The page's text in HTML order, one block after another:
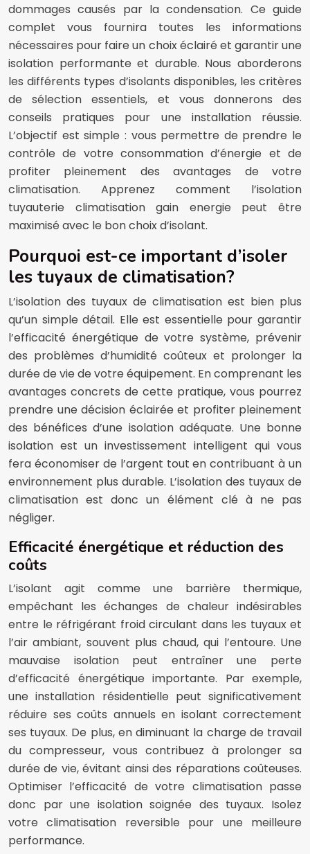
dommages causés par la condensation. Ce guide
complet vous fournira toutes les informations
nécessaires pour faire un choix éclairé et garantir une
isolation performante et durable. Nous aborderons
les différents types d’isolants disponibles, les critères
de sélection essentiels, et vous donnerons des
conseils pratiques pour une installation réussie.
L’objectif est simple : vous permettre de prendre le
contrôle de votre consommation d’énergie et de
profiter pleinement des avantages de votre
climatisation. Apprenez comment l’isolation
tuyauterie climatisation gain energie peut être
maximisé avec le bon choix d’isolant.
Pourquoi est-ce important d’isoler
les tuyaux de climatisation?
L’isolation des tuyaux de climatisation est bien plus
qu’un simple détail. Elle est essentielle pour garantir
l’efficacité énergétique de votre système, prévenir
des problèmes d’humidité coûteux et prolonger la
durée de vie de votre équipement. En comprenant les
avantages concrets de cette pratique, vous pourrez
prendre une décision éclairée et profiter pleinement
des bénéfices d’une isolation adéquate. Une bonne
isolation est un investissement intelligent qui vous
fera économiser de l’argent tout en contribuant à un
environnement plus durable. L’isolation des tuyaux de
climatisation est donc un élément clé à ne pas
négliger.
Efficacité énergétique et réduction des
coûts
L’isolant agit comme une barrière thermique,
empêchant les échanges de chaleur indésirables
entre le réfrigérant froid circulant dans les tuyaux et
l’air ambiant, souvent plus chaud, qui l’entoure. Une
mauvaise isolation peut entraîner une perte
d’efficacité énergétique importante. Par exemple,
une installation résidentielle peut significativement
réduire ses coûts annuels en isolant correctement
ses tuyaux. De plus, en diminuant la charge de travail
du compresseur, vous contribuez à prolonger sa
durée de vie, évitant ainsi des réparations coûteuses.
Optimiser l’efficacité de votre climatisation passe
donc par une isolation soignée des tuyaux. Isolez
votre climatisation reversible pour une meilleure
performance.